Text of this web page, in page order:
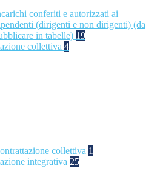
conferiti e autorizzati ai
(dirigenti e non dirigenti) (da
in tabelle) 19
collettiva 4
collettiva 1
integrativa 25